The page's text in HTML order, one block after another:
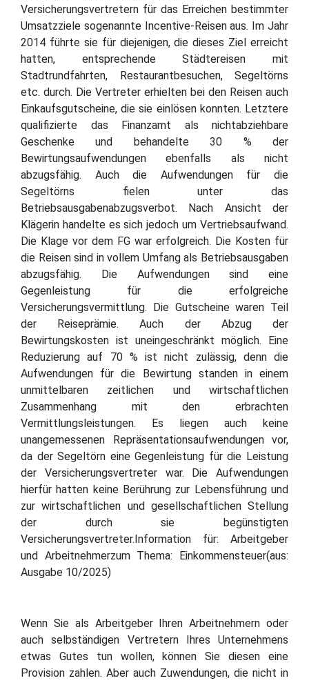
Versicherungsvertretern für das Erreichen bestimmter
Umsatzziele sogenannte Incentive-Reisen aus. Im Jahr
2014 führte sie für diejenigen, die dieses Ziel erreicht
hatten, entsprechende Städtereisen mit
Stadtrundfahrten, Restaurantbesuchen, Segeltörns
etc. durch. Die Vertreter erhielten bei den Reisen auch
Einkaufsgutscheine, die sie einlösen konnten. Letztere
qualifizierte das Finanzamt als nichtabziehbare
Geschenke und behandelte 30 % der
Bewirtungsaufwendungen ebenfalls als nicht
abzugsfähig. Auch die Aufwendungen für die
Segeltörns fielen unter das
Betriebsausgabenabzugsverbot. Nach Ansicht der
Klägerin handelte es sich jedoch um Vertriebsaufwand.
Die Klage vor dem FG war erfolgreich. Die Kosten für
die Reisen sind in vollem Umfang als Betriebsausgaben
abzugsfähig. Die Aufwendungen sind eine
Gegenleistung für die erfolgreiche
Versicherungsvermittlung. Die Gutscheine waren Teil
der Reiseprämie. Auch der Abzug der
Bewirtungskosten ist uneingeschränkt möglich. Eine
Reduzierung auf 70 % ist nicht zulässig, denn die
Aufwendungen für die Bewirtung standen in einem
unmittelbaren zeitlichen und wirtschaftlichen
Zusammenhang mit den erbrachten
Vermittlungsleistungen. Es liegen auch keine
unangemessenen Repräsentationsaufwendungen vor,
da der Segeltörn eine Gegenleistung für die Leistung
der Versicherungsvertreter war. Die Aufwendungen
hierfür hatten keine Berührung zur Lebensführung und
zur wirtschaftlichen und gesellschaftlichen Stellung
der durch sie begünstigten
Versicherungsvertreter.Information für: Arbeitgeber
und Arbeitnehmerzum Thema: Einkommensteuer(aus:
Ausgabe 10/2025)
Wenn Sie als Arbeitgeber Ihren Arbeitnehmern oder
auch selbständigen Vertretern Ihres Unternehmens
etwas Gutes tun wollen, können Sie diesen eine
Provision zahlen. Aber auch Zuwendungen, die nicht in